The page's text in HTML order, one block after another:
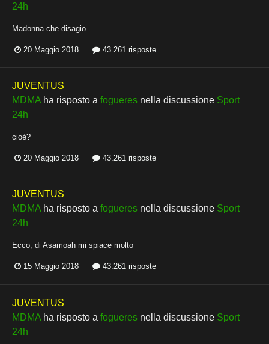
24h
Madonna che disagio
20 Maggio 2018 43.261 risposte
JUVENTUS
MDMA ha risposto a fogueres nella discussione Sport
24h
cioè?
20 Maggio 2018 43.261 risposte
JUVENTUS
MDMA ha risposto a fogueres nella discussione Sport
24h
Ecco, di Asamoah mi spiace molto
15 Maggio 2018 43.261 risposte
JUVENTUS
MDMA ha risposto a fogueres nella discussione Sport
24h